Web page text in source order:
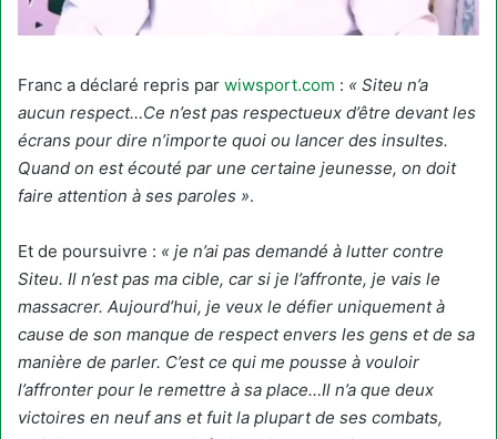
Franc a déclaré repris par wiwsport.com : « Siteu n’a
aucun respect…Ce n’est pas respectueux d’être devant les
écrans pour dire n’importe quoi ou lancer des insultes.
Quand on est écouté par une certaine jeunesse, on doit
faire attention à ses paroles ».
Et de poursuivre : « je n’ai pas demandé à lutter contre
Siteu. Il n’est pas ma cible, car si je l’affronte, je vais le
massacrer. Aujourd’hui, je veux le défier uniquement à
cause de son manque de respect envers les gens et de sa
manière de parler. C’est ce qui me pousse à vouloir
l’affronter pour le remettre à sa place…Il n’a que deux
victoires en neuf ans et fuit la plupart de ses combats,